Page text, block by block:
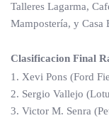
Talleres Lagarma,
Mampostería, y Casa
Clasificacion Final
1. Xevi Pons (Ford
2. Sergio Vallejo
3. Victor M. Senra